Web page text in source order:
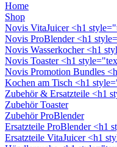
Home
Shop
Novis VitaJuicer <h1
Novis ProBlender <h1
Novis Wasserkocher <h1
Novis Toaster <h1
Novis Promotion Bundles
Kochen am Tisch <h1
Zubehör & Ersatzteile <h1
Zubehör Toaster
Zubehör ProBlender
Ersatzteile ProBlender <h1
Ersatzteile VitaJuicer <h1